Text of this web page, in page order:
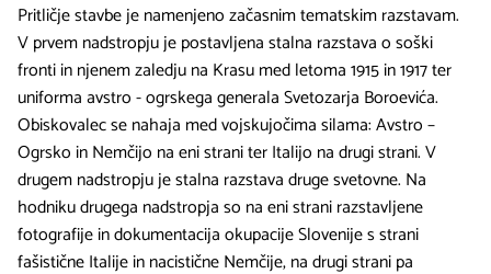
Pritličje stavbe je namenjeno začasnim tematskim razstavam.
V prvem nadstropju je postavljena stalna razstava o soški
fronti in njenem zaledju na Krasu med letoma 1915 in 1917 ter
uniforma avstro - ogrskega generala Svetozarja Boroevića.
Obiskovalec se nahaja med vojskujočima silama: Avstro –
Ogrsko in Nemčijo na eni strani ter Italijo na drugi strani. V
drugem nadstropju je stalna razstava druge svetovne. Na
hodniku drugega nadstropja so na eni strani razstavljene
fotografije in dokumentacija okupacije Slovenije s strani
fašistične Italije in nacistične Nemčije, na drugi strani pa